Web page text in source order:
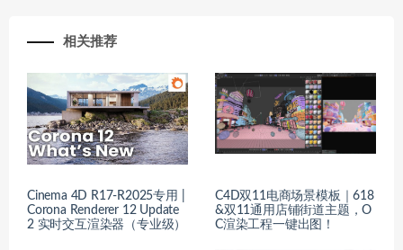
相关推荐
​Cinema 4D R17-R2025专用 |
Corona Renderer 12 Update
2 实时交互渲染器（专业级）​​
C4D双11电商场景模板｜618
&双11通用店铺街道主题，O
C渲染工程一键出图！